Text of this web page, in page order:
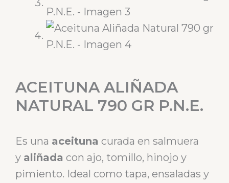
ACEITUNA ALIÑADA
NATURAL 790 GR P.N.E.
Es una aceituna curada en salmuera
y aliñada con ajo, tomillo, hinojo y
pimiento. Ideal como tapa, ensaladas y